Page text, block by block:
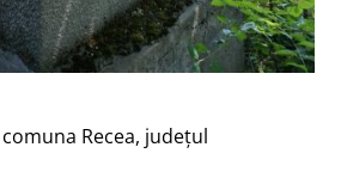
Recea, județul